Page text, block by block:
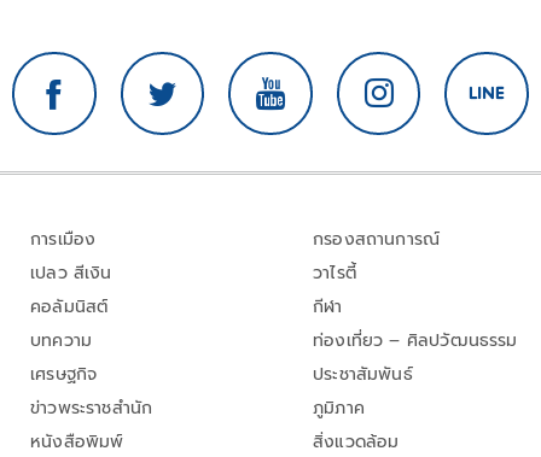
การเมือง
เปลว สีเงิน
คอลัมนิสต์
บทความ
เศรษฐกิจ
ข่าวพระราชสำนัก
หนังสือพิมพ์
กรองสถานการณ์
วาไรตี้
กีฬา
ท่องเที่ยว – ศิลปวัฒนธรรม
ประชาสัมพันธ์
ภูมิภาค
สิ่งแวดล้อม